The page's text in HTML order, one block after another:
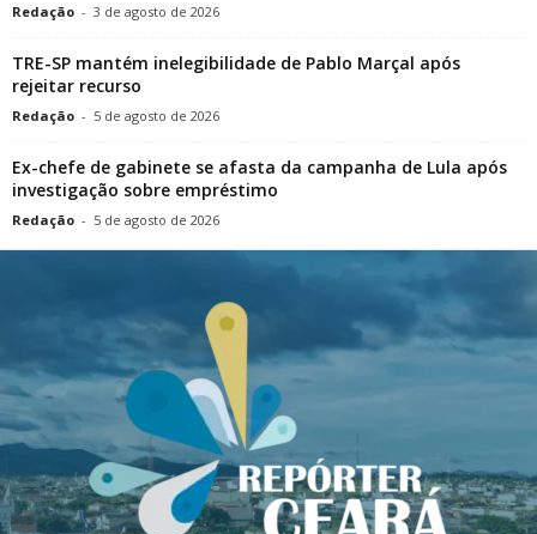
Redação - 3 de agosto de 2026
TRE-SP mantém inelegibilidade de Pablo Marçal após
rejeitar recurso
Redação - 5 de agosto de 2026
Ex-chefe de gabinete se afasta da campanha de Lula após
investigação sobre empréstimo
Redação - 5 de agosto de 2026